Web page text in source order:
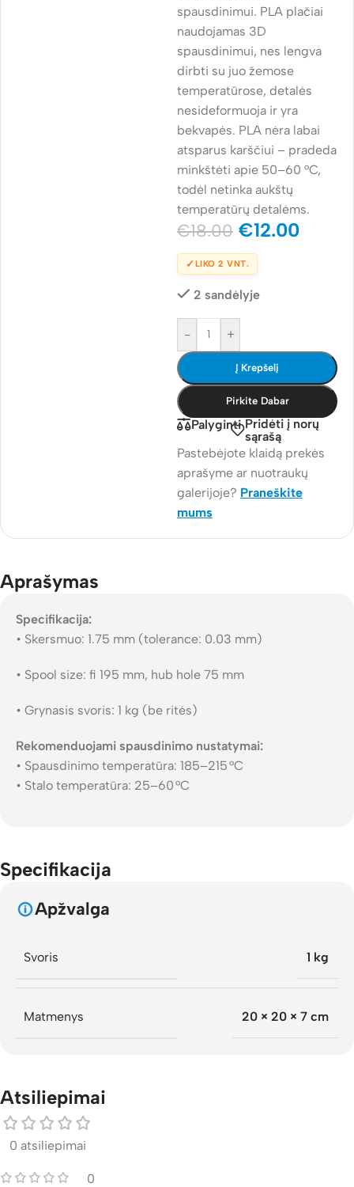
spausdinimui. PLA plačiai
naudojamas 3D
spausdinimui, nes lengva
dirbti su juo žemose
temperatūrose, detalės
nesideformuoja ir yra
bekvapės. PLA nėra labai
atsparus karščiui – pradeda
minkštėti apie 50–60 °C,
todėl netinka aukštų
temperatūrų detalėms.
€18.00 €12.00
✓ LIKO 2 VNT.
2 sandėlyje
- +
Į Krepšelį
Pirkite Dabar
Palyginti Pridėti į norų
sąrašą
Pastebėjote klaidą prekės
aprašyme ar nuotraukų
galerijoje? Praneškite
mums
Aprašymas
Specifikacija:
• Skersmuo: 1.75 mm (tolerance: 0.03 mm)
• Spool size: fi 195 mm, hub hole 75 mm
• Grynasis svoris: 1 kg (be ritės)
Rekomenduojami spausdinimo nustatymai:
• Spausdinimo temperatūra: 185–215 °C
• Stalo temperatūra: 25–60 °C
Specifikacija
Apžvalga
Svoris 1 kg
Matmenys 20 × 20 × 7 cm
Atsiliepimai
0 atsiliepimai
0